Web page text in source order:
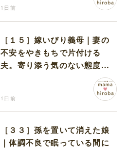
1日前
［１５］嫁いびり義母｜妻の
不安をやきもちで片付ける
夫。寄り添う気のない態度に
1日前
［３３］孫を置いて消えた娘
｜体調不良で眠っている間に